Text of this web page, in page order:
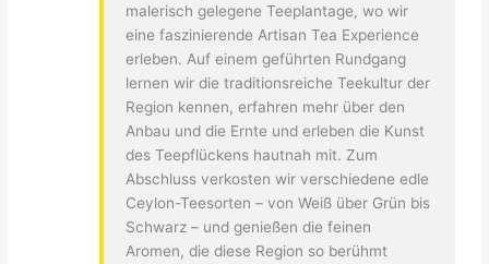
malerisch gelegene Teeplantage, wo wir
eine faszinierende Artisan Tea Experience
erleben. Auf einem geführten Rundgang
lernen wir die traditionsreiche Teekultur der
Region kennen, erfahren mehr über den
Anbau und die Ernte und erleben die Kunst
des Teepflückens hautnah mit. Zum
Abschluss verkosten wir verschiedene edle
Ceylon-Teesorten – von Weiß über Grün bis
Schwarz – und genießen die feinen
Aromen, die diese Region so berühmt